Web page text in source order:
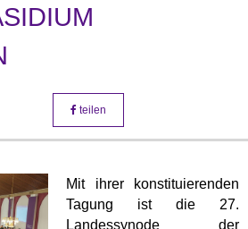
teilen
Mit ihrer konstituierenden
Tagung ist die 27.
Landessynode der